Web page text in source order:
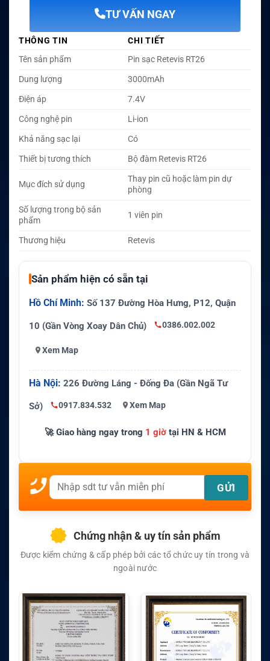
TƯ VẤN NGAY
THÔNG TIN
CHI TIẾT
Tên sản phẩm
Pin sạc Retevis RT26
Dung lượng
3000mAh
Điện áp
7.4V
Công nghệ pin
Li-ion
Khả năng sạc lại
Có
Thiết bị tương thích
Bộ đàm Retevis RT26
Mục đích sử dụng
Thay pin cũ hoặc làm pin dự
phòng
Số lượng trong bộ sản
phẩm
1 viên pin
Thương hiệu Retevis
Sản phẩm hiện có sẵn tại
Hồ Chí Minh: Số 137 Đường Hòa Hưng, P12, Quận
10 (Gần Vòng Xoay Dân Chủ) 0386.002.002
Xem Map
Hà Nội: 226 Đường Láng - Đống Đa (Gần Ngã Tư
Sở) 0917.834.532 Xem Map
🚀 Giao hàng ngay trong 1 giờtại HN & HCM
Chứng nhận & uy tín sản phẩm
Được kiểm chứng & cấp phép bởi các tổ chức uy tín trong và
ngoài nước